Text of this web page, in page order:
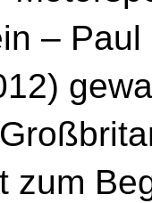
–
zum